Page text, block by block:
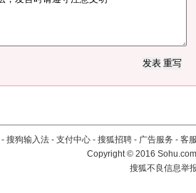
- 搜狗输入法 - 支付中心 - 搜狐招聘 - 广告服务 - 客
Copyright©2016
搜狐不良信息举